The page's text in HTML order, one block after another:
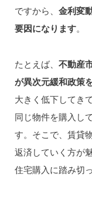
ですから、 金利変
要因になります。
たとえば、 不動産
が異次元緩和政策
大きく低下してき
同じ物件を購入し
す。そこで、賃貸
返済していく方が
住宅購入に踏み切